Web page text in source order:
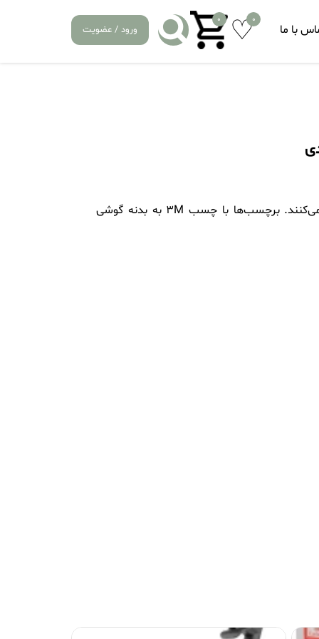
با ما
0
0
ورود / عضویت
این برچسب که کاملا بی‌خطر بوده و آسیبی به بدنه گوشی وارد نمی‌کنند. برچسب‌ها با چسب 3M به بدنه گوشی